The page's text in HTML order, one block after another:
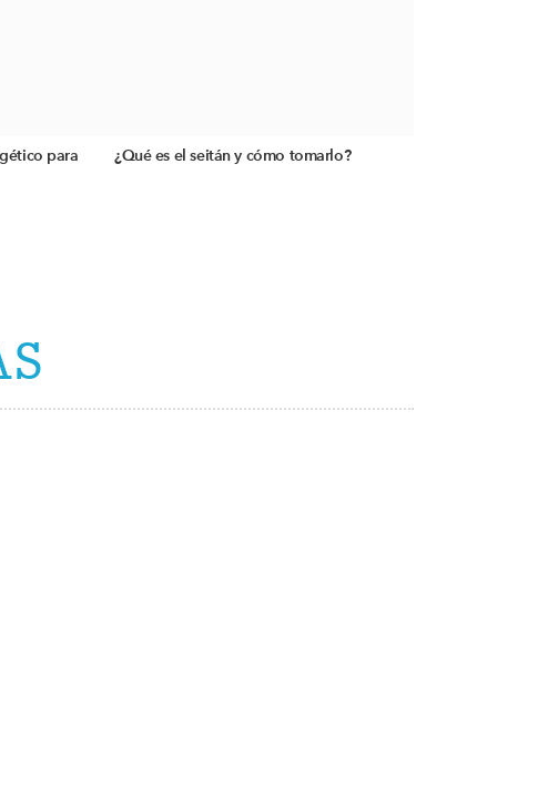
para
¿Qué es el seitán y cómo tomarlo?